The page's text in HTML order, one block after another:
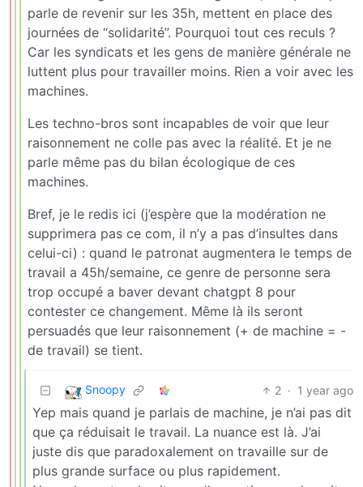
parle de revenir sur les 35h, mettent en place des
journées de “solidarité”. Pourquoi tout ces reculs ?
Car les syndicats et les gens de manière générale ne
luttent plus pour travailler moins. Rien a voir avec les
machines.
Les techno-bros sont incapables de voir que leur
raisonnement ne colle pas avec la réalité. Et je ne
parle même pas du bilan écologique de ces
machines.
Bref, je le redis ici (j’espère que la modération ne
supprimera pas ce com, il n’y a pas d’insultes dans
celui-ci) : quand le patronat augmentera le temps de
travail a 45h/semaine, ce genre de personne sera
trop occupé a baver devant chatgpt 8 pour
contester ce changement. Même là ils seront
persuadés que leur raisonnement (+ de machine = -
de travail) se tient.
Snoopy 2 · 1 year ago
Yep mais quand je parlais de machine, je n’ai pas dit
que ça réduisait le travail. La nuance est là. J’ai
juste dis que paradoxalement on travaille sur de
plus grande surface ou plus rapidement.